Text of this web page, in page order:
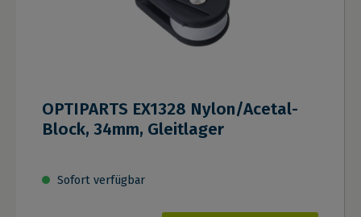
OPTIPARTS EX1328 Nylon/Acetal-
Block, 34mm, Gleitlager
Sofort verfügbar